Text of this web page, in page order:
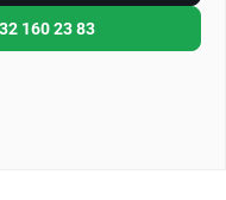
160 23 83